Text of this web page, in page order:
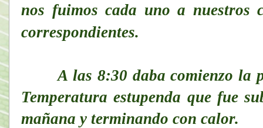
nos fuimos cada uno a nuestros
correspondientes.
A las 8:30 daba comienzo la
Temperatura estupenda que fue
mañana y terminando con calor.